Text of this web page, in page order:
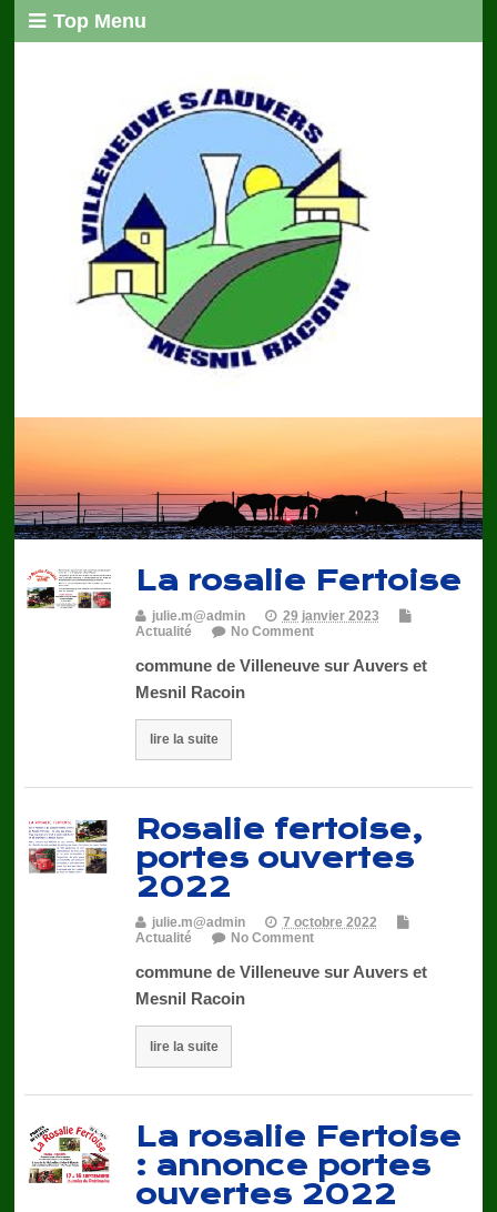
Top Menu
La rosalie Fertoise
julie.m@admin
29 janvier 2023
Actualité
No Comment
commune de Villeneuve sur Auvers et
Mesnil Racoin
lire la suite
Rosalie fertoise,
portes ouvertes
2022
julie.m@admin
7 octobre 2022
Actualité
No Comment
commune de Villeneuve sur Auvers et
Mesnil Racoin
lire la suite
La rosalie Fertoise
: annonce portes
ouvertes 2022